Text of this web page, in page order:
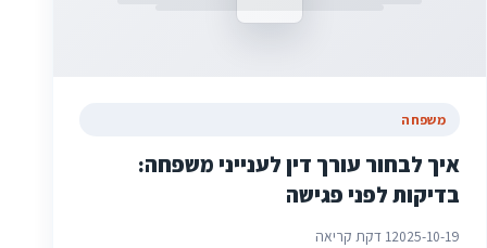
משפחה
איך לבחור עורך דין לענייני משפחה:
בדיקות לפני פגישה
2025-10-191 דקת קריאה